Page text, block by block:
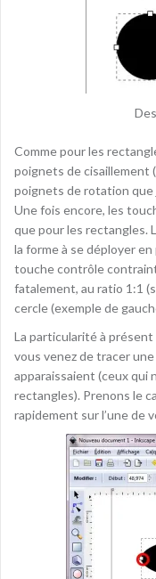
Comme pour les
poignets de cisaillement
poignets de rotation que
Une fois encore, les
que pour les rectangles.
la forme à se déployer
touche contrôle
fatalement, au ratio 1:1
cercle (exemple de
La particularité à
vous venez de tracer
apparaissaient (ceux qui
rectangles). Prenons le
rapidement sur l’une de